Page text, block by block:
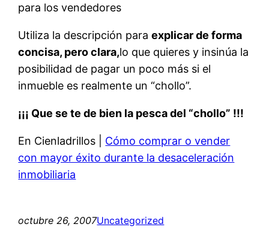
para los vendedores
Utiliza la descripción paraexplicar de forma
concisa, pero clara,lo que quieres y insinúa la
posibilidad de pagar un poco más si el
inmueble es realmente un “chollo”.
¡¡¡ Que se te de bien la pesca del “chollo” !!!
En Cienladrillos | Cómo comprar o vender
con mayor éxito durante la desaceleración
inmobiliaria
octubre 26, 2007Uncategorized